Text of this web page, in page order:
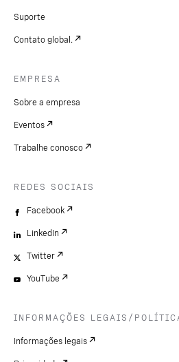
Suporte
Contato global.
EMPRESA
Sobre a empresa
Eventos
Trabalhe conosco
REDES SOCIAIS
Facebook
LinkedIn
Twitter
YouTube
INFORMAÇÕES LEGAIS/
Informações legais